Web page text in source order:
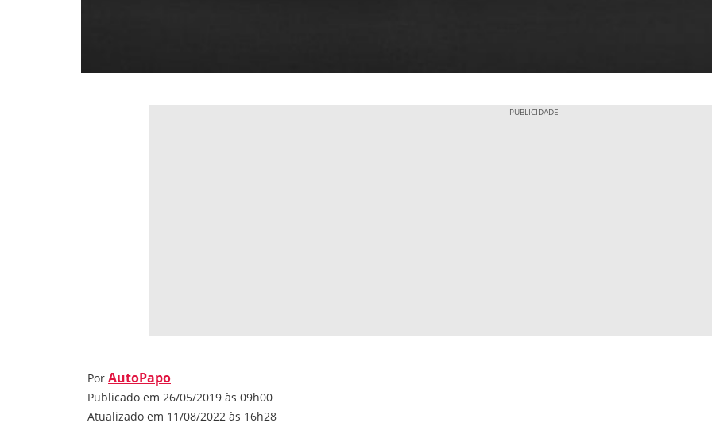
Por AutoPapo
Publicado em 26/05/2019 às 09h00
Atualizado em 11/08/2022 às 16h28